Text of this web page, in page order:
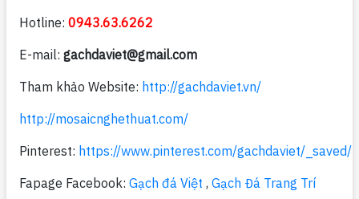
Hotline: 0943.63.6262
E-mail: gachdaviet@gmail.com
Tham khảo Website: http://gachdaviet.vn/
http://mosaicnghethuat.com/
Pinterest: https://www.pinterest.com/gachdaviet/_saved/
Fapage Facebook: Gạch đá Việt , Gạch Đá Trang Trí